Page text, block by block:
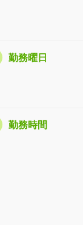
勤務曜日
勤務時間